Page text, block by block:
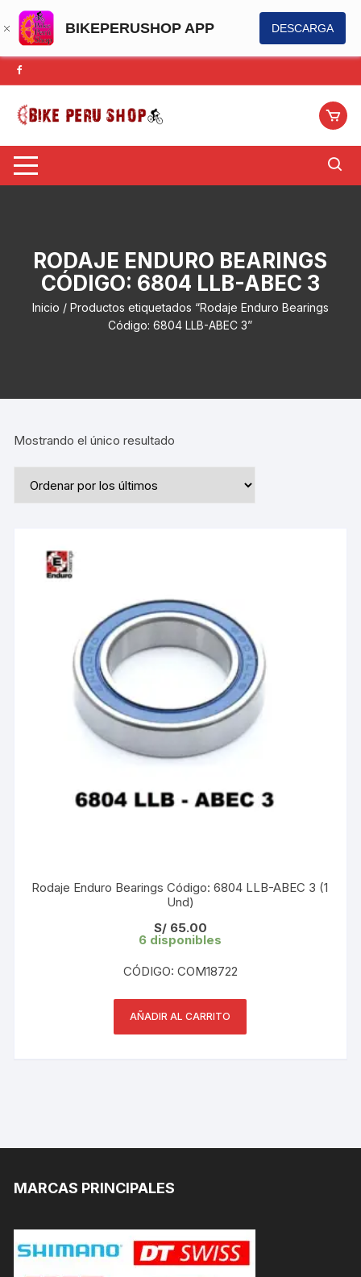
BIKEPERUSHOP APP DESCARGA
Saltar
al
contenido
RODAJE ENDURO BEARINGS
CÓDIGO: 6804 LLB-ABEC 3
Inicio / Productos etiquetados “Rodaje Enduro Bearings
Código: 6804 LLB-ABEC 3”
Mostrando el único resultado
Rodaje Enduro Bearings Código: 6804 LLB-ABEC 3 (1
Und)
S/65.00
6 disponibles
CÓDIGO: COM18722
AÑADIR AL CARRITO
MARCAS PRINCIPALES